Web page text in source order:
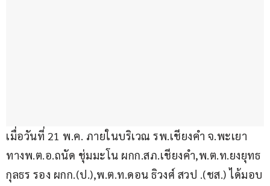
เมื่อวันที่ 21 พ.ค. ภายในบริเวณ รพ.เชียงคำ จ.พะเยา
ทางพ.ต.อ.ถนัด ชุ่มมะโน ผกก.สภ.เชียงคำ,พ.ต.ท.ยงยุทธ
กุลธร รอง ผกก.(ป.),พ.ต.ท.ดอน ธิวงศ์ สวป .(ชส.) ได้มอบ